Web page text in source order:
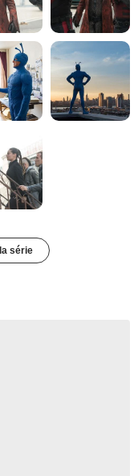
série